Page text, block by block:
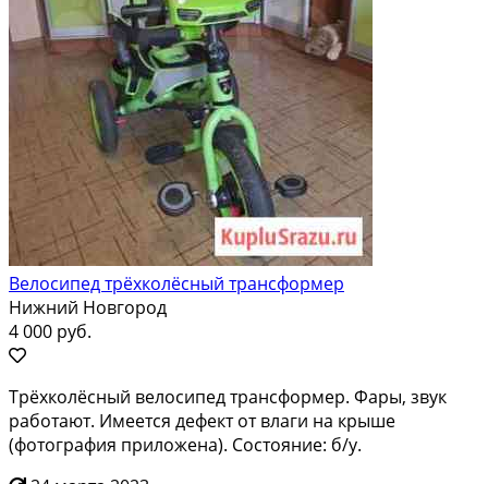
Велосипед трёхколёсный трансформер
Нижний Новгород
4 000 руб.
Трёхколёсный велосипед трансформер. Фары, звук
работают. Имеется дефект от влаги на крыше
(фотография приложена). Состояние: б/у.